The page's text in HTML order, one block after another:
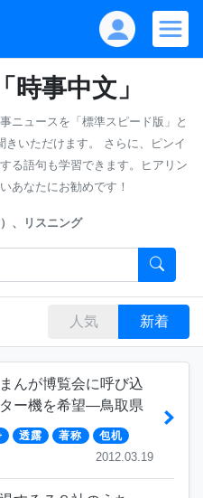
時事中文」
ニュースを「標準スピード版」と
いただけます。
さらに、ピンイ
る語句も学習できます。ヒアリン
あなたにお勧めです！
、リスニング
人気 新着
んが博覧会に呼び込
ー機を希望―鳥取県
透露 著称 包机
2012.03.19